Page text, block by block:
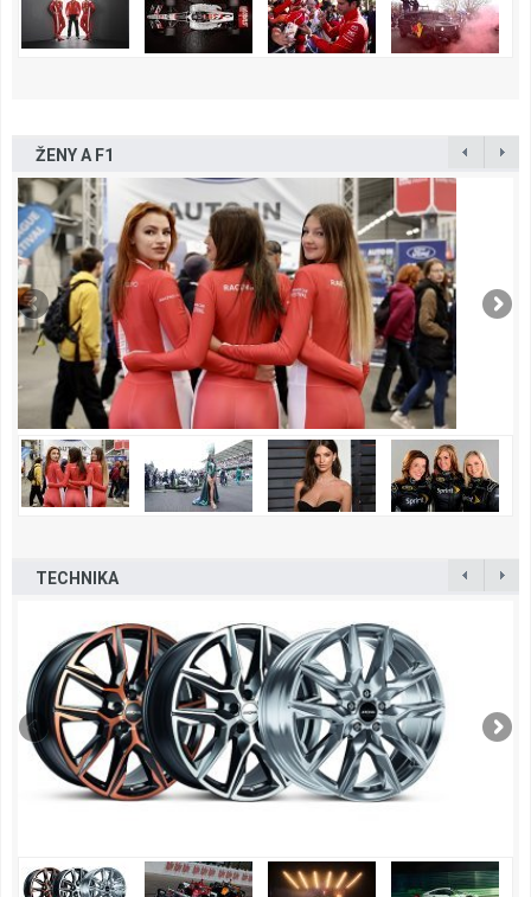
ŽENY A F1
TECHNIKA